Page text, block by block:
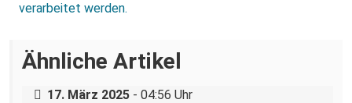
verarbeitet werden.
Ähnliche Artikel
Holocaustgedenktag in Coswig bei
17. März 2025 - 04:56 Uhr